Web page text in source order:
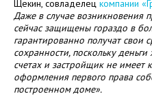
Щекин, совладелец компании
Даже в случае возникновения
сейчас защищены гораздо в
гарантированно получат свои
сохранности, поскольку
счетах и застройщик не имеет
оформления первого права
построенном доме».